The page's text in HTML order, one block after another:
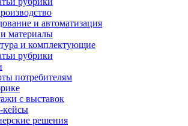
и автоматизация
материалы
и комплектующие
рубрики
потребителям
с выставок
кейсы
решения